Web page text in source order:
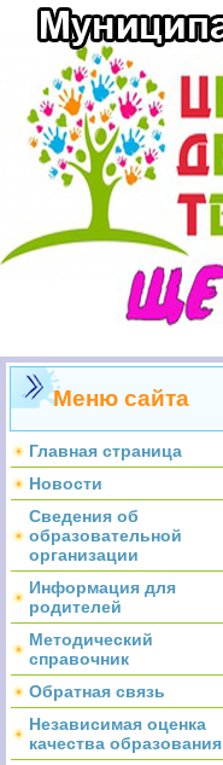
Меню сайта
Главная страница
Новости
Сведения об
образовательной
организации
Информация для
родителей
Методический
справочник
Обратная связь
Независимая оценка
качества образования